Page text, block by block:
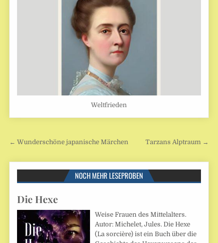
Weltfrieden
Beitragsnavigation
← Wunderschöne japanische Märchen Tarzans Alptraum →
NOCH MEHR LESEPROBEN
Die Hexe
Weise Frauen des Mittelalters.
Autor: Michelet, Jules. Die Hexe
(La sorcière) ist ein Buch über die